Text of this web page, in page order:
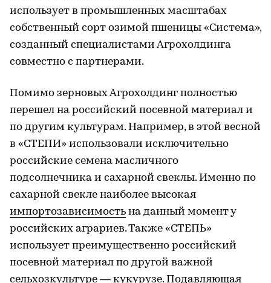
использует в промышленных масштабах
собственный сорт озимой пшеницы «Система»,
созданный специалистами Агрохолдинга
совместно с партнерами.
Помимо зерновых Агрохолдинг полностью
перешел на российский посевной материал и
по другим культурам. Например, в этой весной
в «СТЕПИ» использовали исключительно
российские семена масличного
подсолнечника и сахарной свеклы. Именно по
сахарной свекле наиболее высокая
импортозависимость на данный момент у
российских аграриев. Также «СТЕПЬ»
использует преимущественно российский
посевной материал по другой важной
сельхозкультуре — кукурузе. Подавляющая